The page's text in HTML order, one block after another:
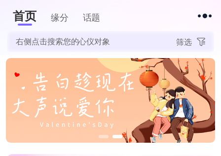
首页 缘分 话题
右侧点击搜索您的心仪对象 筛选
下拉刷新